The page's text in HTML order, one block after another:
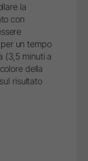
la
con
un tempo
(3,5 minuti a
della
risultato